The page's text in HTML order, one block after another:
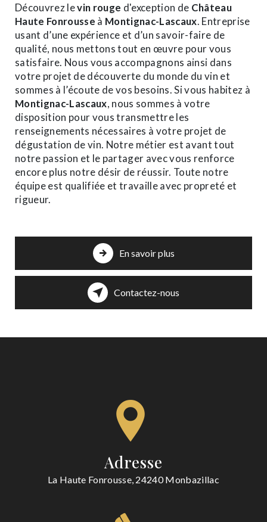
Découvrez levin rouge d'exception de Château
Haute Fonrousse à Montignac-Lascaux. Entreprise
usant d’une expérience et d’un savoir-faire de
qualité, nous mettons tout en œuvre pour vous
satisfaire. Nous vous accompagnons ainsi dans
votre projet de découverte du monde du vin et
sommes à l’écoute de vos besoins. Si vous habitez à
Montignac-Lascaux, nous sommes à votre
disposition pour vous transmettre les
renseignements nécessaires à votre projet de
dégustation de vin. Notre métier est avant tout
notre passion et le partager avec vous renforce
encore plus notre désir de réussir. Toute notre
équipe est qualifiée et travaille avec propreté et
rigueur.
En savoir plus
Contactez-nous
Adresse
La Haute Fonrousse, 24240 Monbazillac